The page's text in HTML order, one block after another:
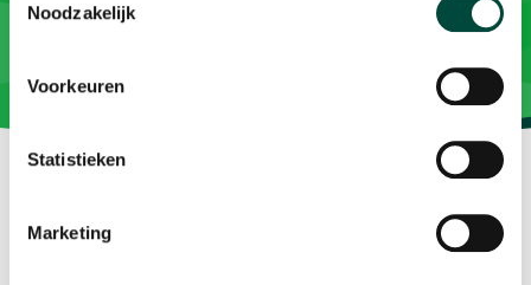
Noodzakelijk
Voorkeuren
Statistieken
Marketing